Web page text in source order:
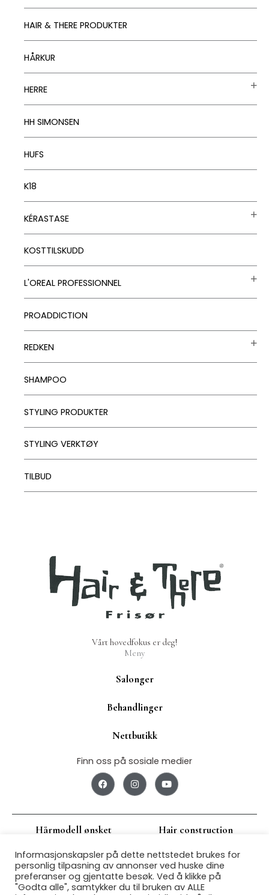
HAIR & THERE PRODUKTER
HÅRKUR
HERRE
HH SIMONSEN
HUFS
K18
KÉRASTASE
KOSTTILSKUDD
L'OREAL PROFESSIONNEL
PROADDICTION
REDKEN
SHAMPOO
STYLING PRODUKTER
STYLING VERKTØY
TILBUD
Vårt hovedfokus er deg!
Meny
Salonger
Behandlinger
Nettbutikk
Finn oss på sosiale medier
F
a
c
b
o
I
n
s
a
m
Y
o
u
u
e
Hårmodell ønsket Hair construction
Jobbsøk Om oss
Franchise Personvern
Informasjonskapsler på dette nettstedet brukes for
personlig tilpasning av annonser ved huske dine
preferanser og gjentatte besøk. Ved å klikke på
"Godta alle", samtykker du til bruken av ALLE